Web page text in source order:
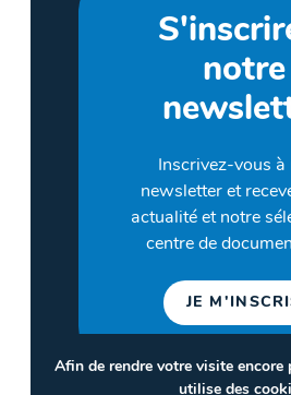
notre
Inscrivez-vous à
newsletter et
actualité et notre
centre de
JE
Afin de rendre votre visite encore
utilise des